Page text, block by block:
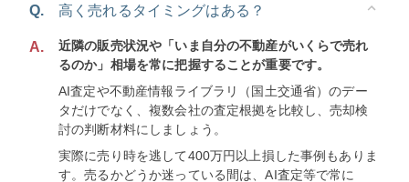
Q. 高く売れるタイミングはある？
A.
近隣の販売状況や「いま自分の不動産がいくらで売れ
るのか」相場を常に把握することが重要です。
AI査定や不動産情報ライブラリ（国土交通省）のデー
タだけでなく、複数会社の査定根拠を比較し、売却検
討の判断材料にしましょう。
実際に売り時を逃して400万円以上損した事例もありま
す。売るかどうか迷っている間は、AI査定等で常に